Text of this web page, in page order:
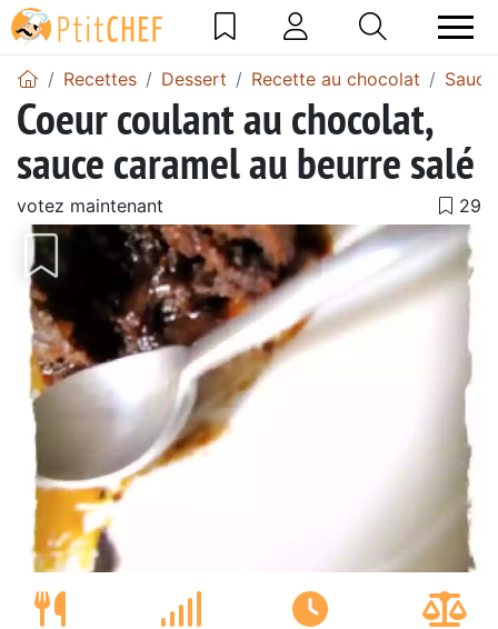
Recettes Dessert Recette au chocolat
Coeur coulant au chocolat,
sauce caramel au beurre salé
votez maintenant